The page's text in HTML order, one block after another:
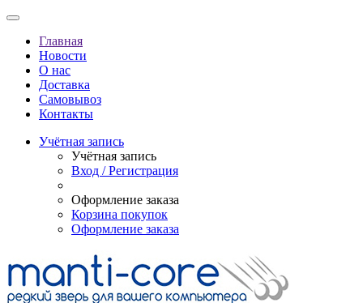
Главная
Новости
О нас
Доставка
Самовывоз
Контакты
Учётная запись
Учётная запись
Вход / Регистрация
Оформление заказа
Корзина покупок
Оформление заказа